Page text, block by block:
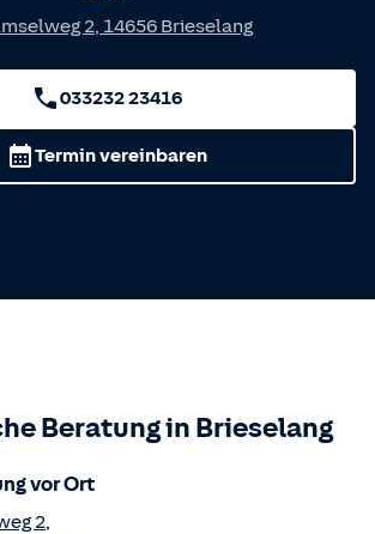
2, 14656 Brieselang
033232 23416
Termin vereinbaren
Beratung in Brieselang
vor Ort
2,